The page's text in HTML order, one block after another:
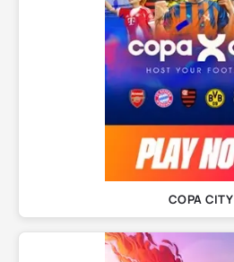
COPA CITY